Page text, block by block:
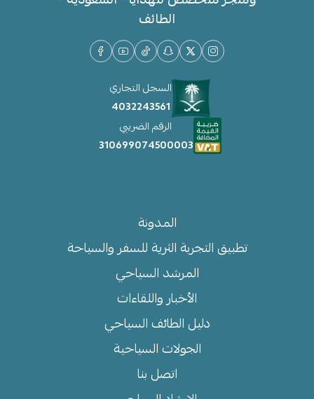
الطائف
السجل التجاري
4032243561
الرقم الضريبي
310699074500003
المدونة
تطبيق التجربة الثرية للسفر والسياحة
المرشد السياحي
الأخبار واللقاءات
دليل الطائف السياحي
الجولات السياحية
اتصل بنا